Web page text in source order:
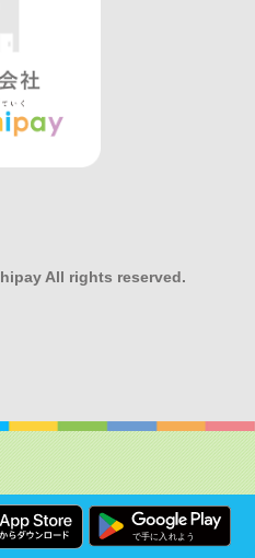
All rights reserved.